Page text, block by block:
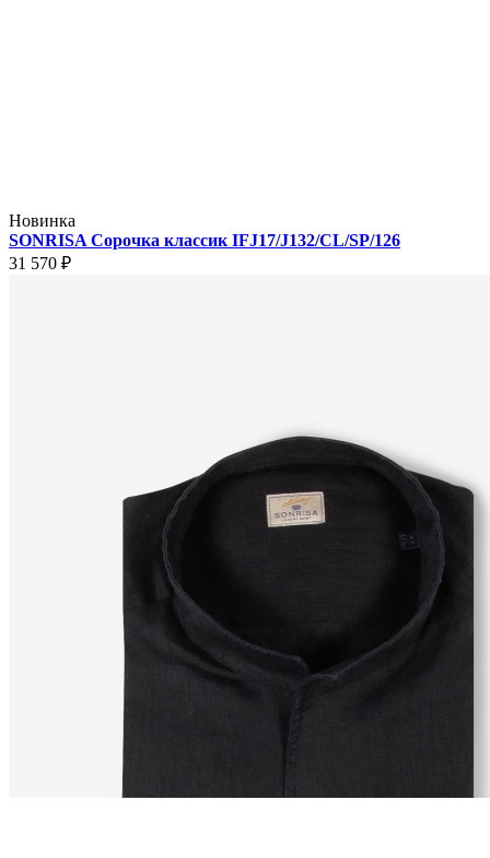
Новинка
SONRISA Сорочка классик IFJ17/J132/CL/SP/126
31 570 ₽